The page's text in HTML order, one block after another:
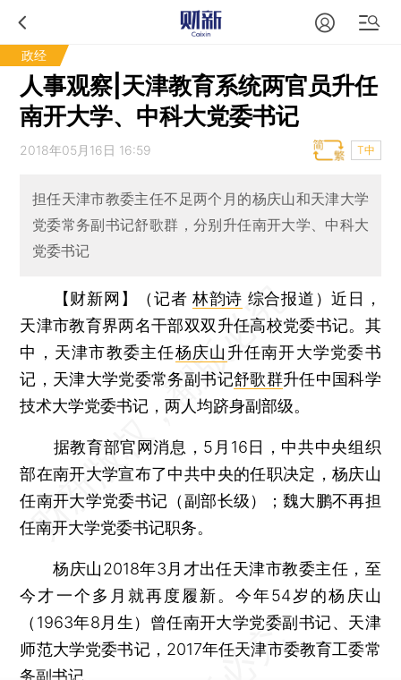
政经
人事观察|天津教育系统两官员升任
南开大学、中科大党委书记
2018年05月16日 16:59 T中
担任天津市教委主任不足两个月的杨庆山和天津大学
党委常务副书记舒歌群，分别升任南开大学、中科大
党委书记
【财新网】（记者林韵诗 综合报道）近日，
天津市教育界两名干部双双升任高校党委书记。其
中，天津市教委主任杨庆山 升任南开大学党委书
记，天津大学党委常务副书记舒歌群升任中国科学
技术大学党委书记，两人均跻身副部级。
据教育部官网消息，5月16日，中共中央组织
部在南开大学宣布了中共中央的任职决定，杨庆山
任南开大学党委书记（副部长级）；魏大鹏不再担
任南开大学党委书记职务。
杨庆山2018年3月才出任天津市教委主任，至
今才一个多月就再度履新。今年54岁的杨庆山
（1963年8月生）曾任南开大学党委副书记、天津
师范大学党委书记，2017年任天津市委教育工委常
务副书记。